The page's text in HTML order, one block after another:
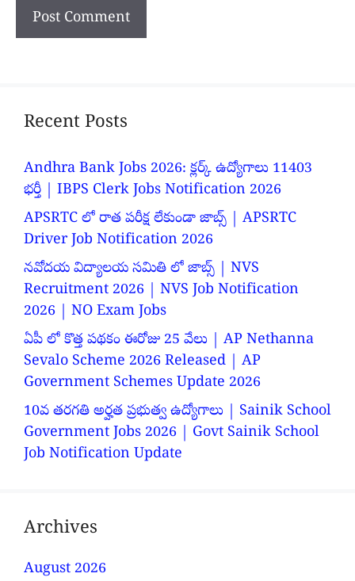
Recent Posts
Andhra Bank Jobs 2026: క్లర్క్ ఉద్యోగాలు 11403
భర్తీ | IBPS Clerk Jobs Notification 2026
APSRTC లో రాత పరీక్ష లేకుండా జాబ్స్ | APSRTC
Driver Job Notification 2026
నవోదయ విద్యాలయ సమితి లో జాబ్స్ | NVS
Recruitment 2026 | NVS Job Notification
2026 | NO Exam Jobs
ఏపీ లో కొత్త పథకం ఈరోజు 25 వేలు | AP Nethanna
Sevalo Scheme 2026 Released | AP
Government Schemes Update 2026
10వ తరగతి అర్హత ప్రభుత్వ ఉద్యోగాలు | Sainik School
Government Jobs 2026 | Govt Sainik School
Job Notification Update
Archives
August 2026